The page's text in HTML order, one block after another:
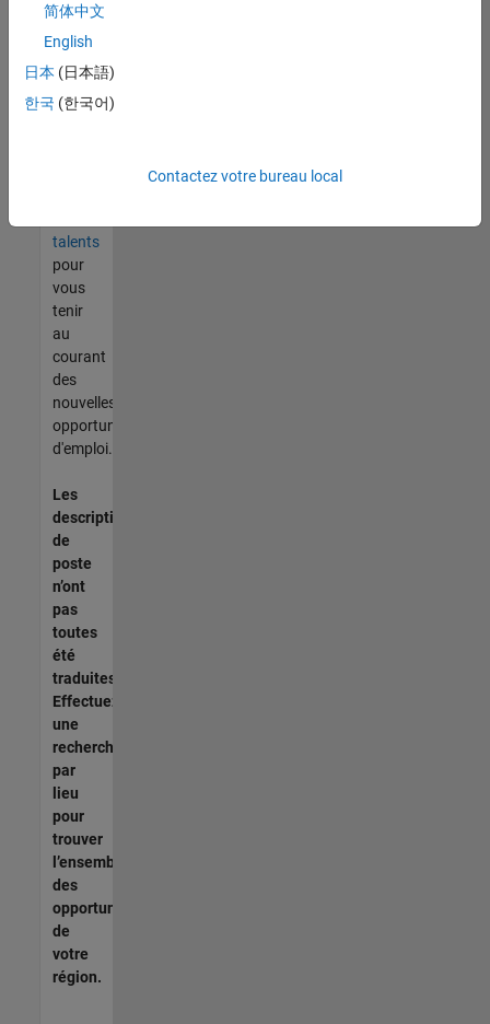
pas
d'offre
corresponde
à vos
talents
pour
vous
tenir
au
courant
des
nouvelles
opportunités
d'emploi.
Les
descriptions
de
poste
n’ont
pas
toutes
été
traduites.
Effectuez
une
recherche
par
lieu
pour
trouver
l’ensemble
des
opportunités
de
votre
région.
简体中文
English
日本 (日本語)
한국 (한국어)
Contactez votre bureau local